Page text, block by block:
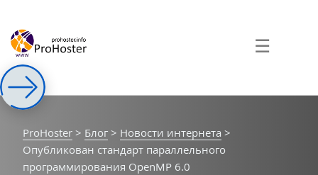
☰
ProHoster > Блог > Новости интернета >
Опубликован стандарт параллельного
программирования OpenMP 6.0